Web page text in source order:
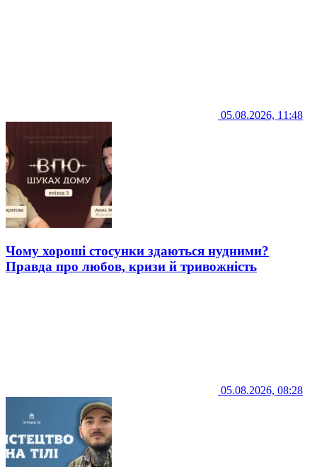
05.08.2026, 11:48
Чому хороші стосунки здаються нудними?
Правда про любов, кризи й тривожність
05.08.2026, 08:28